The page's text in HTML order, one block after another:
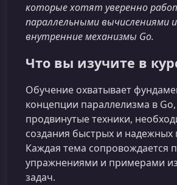
которые хотят уверенно
параллельными вычислениями
внутренние механизмы Go.
Что вы изучите в
Обучение охватывает
концепции параллелизма в
продвинутые техники,
создания быстрых и
Каждая тема сопровождается
упражнениями и примерами
задач.